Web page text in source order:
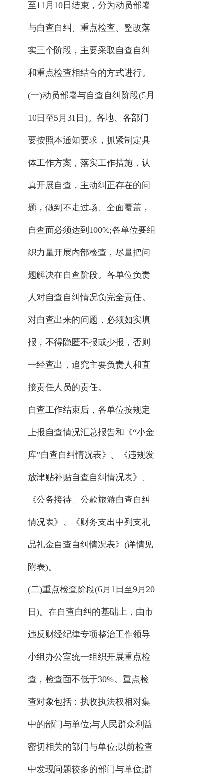
至11月10日结束，分为动员部署
与自查自纠、重点检查、整改落
实三个阶段，主要采取自查自纠
和重点检查相结合的方式进行。
(一)动员部署与自查自纠阶段(5月
10日至5月31日)。各地、各部门
要按照本通知要求，抓紧制定具
体工作方案，落实工作措施，认
真开展自查，主动纠正存在的问
题，做到不走过场、全面覆盖，
自查面必须达到100%;各单位要组
织力量开展内部检查，尽量把问
题解决在自查阶段。各单位负责
人对自查自纠情况负完全责任。
对自查出来的问题，必须如实填
报，不得隐匿不报或少报，否则
一经查出，追究主要负责人和直
接责任人员的责任。
自查工作结束后，各单位按规定
上报自查情况汇总报告和《“小金
库”自查自纠情况表》、《违规发
放津贴补贴自查自纠情况表》、
《公务接待、公款旅游自查自纠
情况表》、《财务支出中列支礼
品礼金自查自纠情况表》(详情见
附表)。
(二)重点检查阶段(6月1日至9月20
日)。在自查自纠的基础上，由市
违反财经纪律专项整治工作领导
小组办公室统一组织开展重点检
查，检查面不低于30%。重点检
查对象包括：执收执法权相对集
中的部门与单位;与人民群众利益
密切相关的部门与单位;以前检查
中发现问题较多的部门与单位;群